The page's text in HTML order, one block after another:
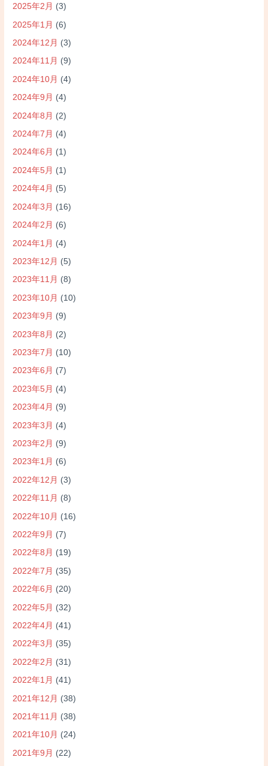
2025年2月 (3)
2025年1月 (6)
2024年12月 (3)
2024年11月 (9)
2024年10月 (4)
2024年9月 (4)
2024年8月 (2)
2024年7月 (4)
2024年6月 (1)
2024年5月 (1)
2024年4月 (5)
2024年3月 (16)
2024年2月 (6)
2024年1月 (4)
2023年12月 (5)
2023年11月 (8)
2023年10月 (10)
2023年9月 (9)
2023年8月 (2)
2023年7月 (10)
2023年6月 (7)
2023年5月 (4)
2023年4月 (9)
2023年3月 (4)
2023年2月 (9)
2023年1月 (6)
2022年12月 (3)
2022年11月 (8)
2022年10月 (16)
2022年9月 (7)
2022年8月 (19)
2022年7月 (35)
2022年6月 (20)
2022年5月 (32)
2022年4月 (41)
2022年3月 (35)
2022年2月 (31)
2022年1月 (41)
2021年12月 (38)
2021年11月 (38)
2021年10月 (24)
2021年9月 (22)